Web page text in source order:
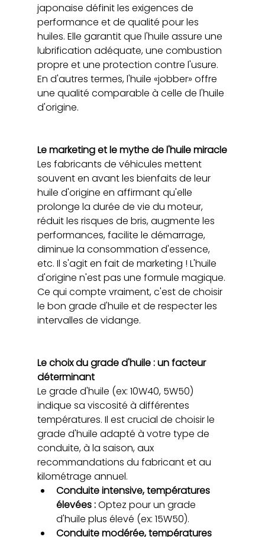
japonaise définit les exigences de
performance et de qualité pour les
huiles. Elle garantit que l'huile assure une
lubrification adéquate, une combustion
propre et une protection contre l'usure.
En d'autres termes, l'huile «jobber» offre
une qualité comparable à celle de l'huile
d'origine.
Le marketing et le mythe de l'huile miracle
Les fabricants de véhicules mettent
souvent en avant les bienfaits de leur
huile d'origine en affirmant qu'elle
prolonge la durée de vie du moteur,
réduit les risques de bris, augmente les
performances, facilite le démarrage,
diminue la consommation d'essence,
etc. Il s'agit en fait de marketing ! L'huile
d'origine n'est pas une formule magique.
Ce qui compte vraiment, c'est de choisir
le bon grade d'huile et de respecter les
intervalles de vidange.
Le choix du grade d'huile : un facteur
déterminant
Le grade d'huile (ex: 10W40, 5W50)
indique sa viscosité à différentes
températures. Il est crucial de choisir le
grade d'huile adapté à votre type de
conduite, à la saison, aux
recommandations du fabricant et au
kilométrage annuel.
Conduite intensive, températures
élevées : Optez pour un grade
d'huile plus élevé (ex: 15W50).
Conduite modérée, températures